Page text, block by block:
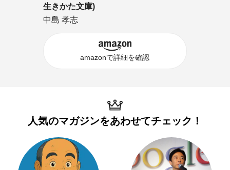
生きかた文庫)
中島 孝志
amazonで詳細を確認
人気のマガジンをあわせてチェック！